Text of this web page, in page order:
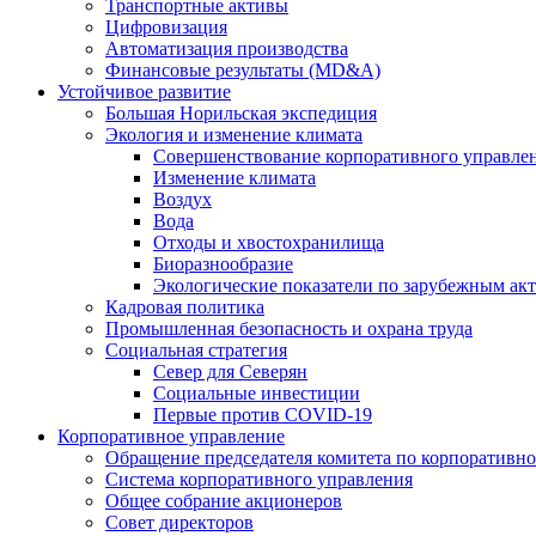
Транспортные активы
Цифровизация
Автоматизация производства
Финансовые результаты (MD&A)
Устойчивое развитие
Большая Норильская экспедиция
Экология и изменение климата
Совершенствование корпоративного
Изменение климата
Воздух
Вода
Отходы и хвостохранилища
Биоразнообразие
Экологические показатели по зарубежным
Кадровая политика
Промышленная безопасность и охрана труда
Социальная стратегия
Север для Северян
Социальные инвестиции
Первые против COVID‑19
Корпоративное управление
Обращение председателя комитета по
Система корпоративного управления
Общее собрание акционеров
Совет директоров